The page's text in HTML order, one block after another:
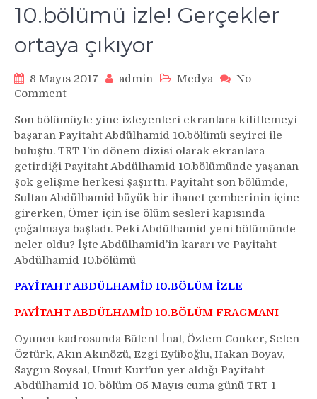
10.bölümü izle! Gerçekler
ortaya çıkıyor
8 Mayıs 2017 admin Medya
No
Commenton
Abdülhamid
10.bölümü
izle!
Gerçekler
ortaya
çıkıyor
Son bölümüyle yine izleyenleri ekranlara kilitlemeyi
başaran Payitaht Abdülhamid 10.bölümü seyirci ile
buluştu. TRT 1’in dönem dizisi olarak ekranlara
getirdiği Payitaht Abdülhamid 10.bölümünde yaşanan
şok gelişme herkesi şaşırttı. Payitaht son bölümde,
Sultan Abdülhamid büyük bir ihanet çemberinin içine
girerken, Ömer için ise ölüm sesleri kapısında
çoğalmaya başladı. PekiAbdülhamid yeni bölümünde
neler oldu? İşte Abdülhamid’in kararı ve Payitaht
Abdülhamid 10.bölümü
PAYİTAHT ABDÜLHAMİD 10.BÖLÜM İZLE
PAYİTAHT ABDÜLHAMİD 10.BÖLÜM FRAGMANI
Oyuncu kadrosunda Bülent İnal, Özlem Conker, Selen
Öztürk, Akın Akınözü, Ezgi Eyüboğlu, Hakan Boyav,
Saygın Soysal, Umut Kurt’un yer aldığı Payitaht
Abdülhamid 10. bölüm 05 Mayıs cuma günü TRT 1